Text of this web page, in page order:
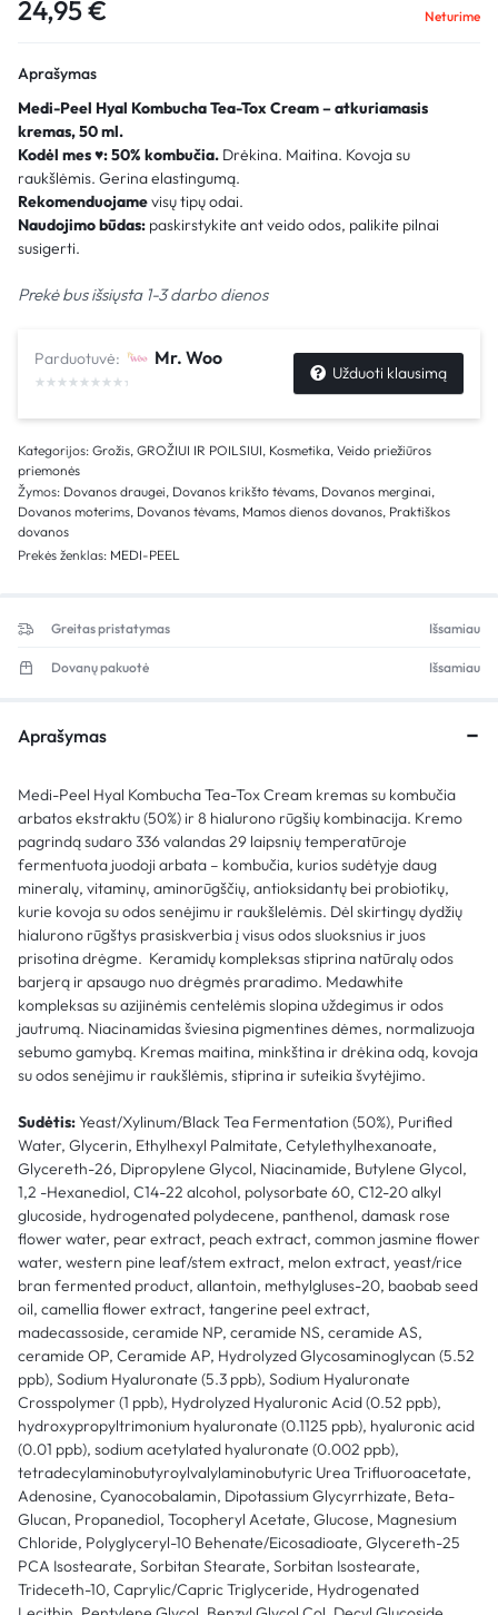
24,95€ Neturime
Aprašymas
Medi-Peel Hyal Kombucha Tea-Tox Cream – atkuriamasis
kremas​, 50 ml.
Kodėl mes♥:50% kombučia. Drėkina. Maitina. Kovoja su
raukšlėmis. Gerina elastingumą.
Rekomenduojamevisų tipų odai.
Naudojimo būdas: paskirstykite ant veido odos, palikite pilnai
susigerti.
Prekė bus išsiųsta 1-3 darbo dienos
Parduotuvė: Mr. Woo
Užduoti klausimą
Kategorijos: Grožis, GROŽIUI IR POILSIUI, Kosmetika, Veido priežiūros
priemonės
Žymos: Dovanos draugei, Dovanos krikšto tėvams, Dovanos merginai,
Dovanos moterims, Dovanos tėvams, Mamos dienos dovanos, Praktiškos
dovanos
Prekės ženklas: MEDI-PEEL
Greitas pristatymas Išsamiau
Dovanų pakuotė Išsamiau
Aprašymas
Medi-Peel Hyal Kombucha Tea-Tox Cream kremas su kombučia
arbatos ekstraktu (50%) ir 8 hialurono rūgšių kombinacija. Kremo
pagrindą sudaro 336 valandas 29 laipsnių temperatūroje
fermentuota juodoji arbata – kombučia, kurios sudėtyje daug
mineralų, vitaminų, aminorūgščių, antioksidantų bei probiotikų,
kurie kovoja su odos senėjimu ir raukšlelėmis. Dėl skirtingų dydžių
hialurono rūgštys prasiskverbia į visus odos sluoksnius ir juos
prisotina drėgme. Keramidų kompleksas stiprina natūralų odos
barjerą ir apsaugo nuo drėgmės praradimo. Medawhite
kompleksas su azijinėmis centelėmis slopina uždegimus ir odos
jautrumą. Niacinamidas šviesina pigmentines dėmes, normalizuoja
sebumo gamybą. Kremas maitina, minkština ir drėkina odą, kovoja
su odos senėjimu ir raukšlėmis, stiprina ir suteikia švytėjimo.
Sudėtis:Yeast/Xylinum/Black Tea Fermentation (50%), Purified
Water, Glycerin, Ethylhexyl Palmitate, Cetylethylhexanoate,
Glycereth-26, Dipropylene Glycol, Niacinamide, Butylene Glycol,
1,2 -Hexanediol, C14-22 alcohol, polysorbate 60, C12-20 alkyl
glucoside, hydrogenated polydecene, panthenol, damask rose
flower water, pear extract, peach extract, common jasmine flower
water, western pine leaf/stem extract, melon extract, yeast/rice
bran fermented product, allantoin, methylgluses-20, baobab seed
oil, camellia flower extract, tangerine peel extract,
madecassoside, ceramide NP, ceramide NS, ceramide AS,
ceramide OP, Ceramide AP, Hydrolyzed Glycosaminoglycan (5.52
ppb), Sodium Hyaluronate (5.3 ppb), Sodium Hyaluronate
Crosspolymer (1 ppb), Hydrolyzed Hyaluronic Acid (0.52 ppb),
hydroxypropyltrimonium hyaluronate (0.1125 ppb), hyaluronic acid
(0.01 ppb), sodium acetylated hyaluronate (0.002 ppb),
tetradecylaminobutyroylvalylaminobutyric Urea Trifluoroacetate,
Adenosine, Cyanocobalamin, Dipotassium Glycyrrhizate, Beta-
Glucan, Propanediol, Tocopheryl Acetate, Glucose, Magnesium
Chloride, Polyglyceryl-10 Behenate/Eicosadioate, Glycereth-25
PCA Isostearate, Sorbitan Stearate, Sorbitan Isostearate,
Trideceth-10, Caprylic/Capric Triglyceride, Hydrogenated